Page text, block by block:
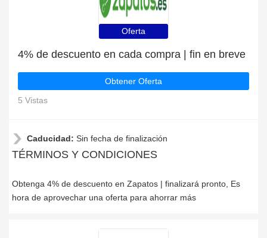
Oferta
4% de descuento en cada compra | fin en breve
Obtener Oferta
5 Vistas
Caducidad: Sin fecha de finalización
TÉRMINOS Y CONDICIONES
Obtenga 4% de descuento en Zapatos | finalizará pronto, Es
hora de aprovechar una oferta para ahorrar más